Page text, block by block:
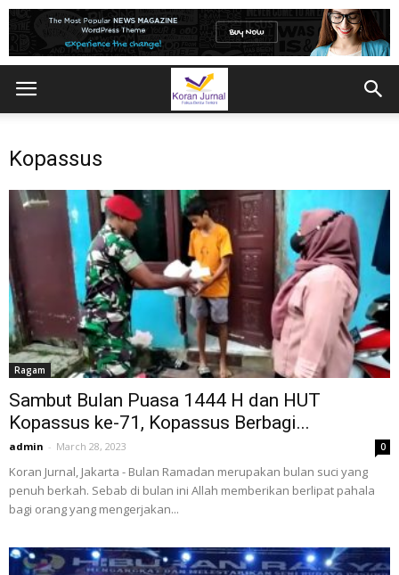
Kopassus
Ragam
Sambut Bulan Puasa 1444 H dan HUT
Kopassus ke-71, Kopassus Berbagi...
admin - March 28, 2023 0
Koran Jurnal, Jakarta - Bulan Ramadan merupakan bulan suci yang
penuh berkah. Sebab di bulan ini Allah memberikan berlipat pahala
bagi orang yang mengerjakan...